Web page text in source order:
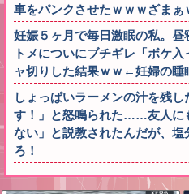
車をパンクさせたｗｗｗざまぁ
妊娠５ヶ月で毎日激眠の私。
トメについにブチギレ「ボケ
ャ切りした結果ｗｗ←妊婦の睡
しょっぱいラーメンの汁を残
す！」と怒鳴られた……友人に
ない」と説教されたんだが、
ろ！